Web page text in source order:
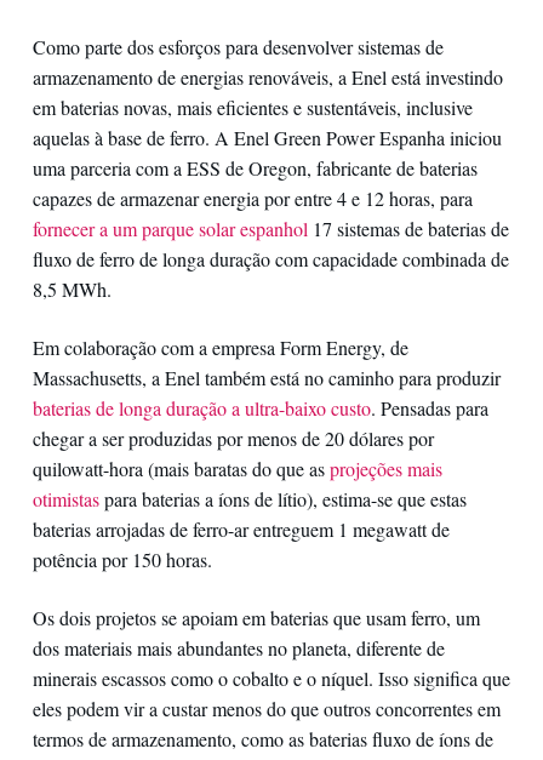
Como parte dos esforços para desenvolver sistemas de
armazenamento de energias renováveis, a Enel está investindo
em baterias novas, mais eficientes e sustentáveis, inclusive
aquelas à base de ferro. A Enel Green Power Espanha iniciou
uma parceria com a ESS de Oregon, fabricante de baterias
capazes de armazenar energia por entre 4 e 12 horas, para
fornecer a um parque solar espanhol 17 sistemas de baterias de
fluxo de ferro de longa duração com capacidade combinada de
8,5 MWh.
Em colaboração com a empresa Form Energy, de
Massachusetts, a Enel também está no caminho para produzir
baterias de longa duração a ultra-baixo custo. Pensadas para
chegar a ser produzidas por menos de 20 dólares por
quilowatt-hora (mais baratas do que asprojeções mais
otimistaspara baterias a íons de lítio), estima-se que estas
baterias arrojadas de ferro-ar entreguem 1 megawatt de
potência por 150 horas.
Os dois projetos se apoiam em baterias que usam ferro, um
dos materiais mais abundantes no planeta, diferente de
minerais escassos como o cobalto e o níquel. Isso significa que
eles podem vir a custar menos do que outros concorrentes em
termos de armazenamento, como as baterias fluxo de íons de